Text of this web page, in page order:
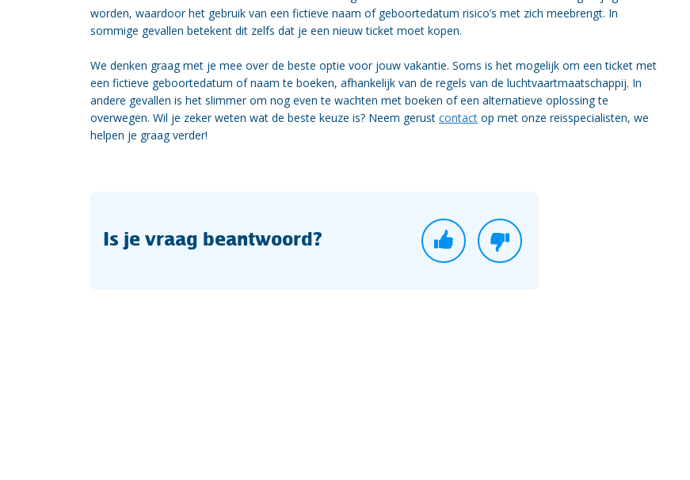
worden, waardoor het gebruik van een fictieve naam of geboortedatum risico’s met zich meebrengt. In
sommige gevallen betekent dit zelfs dat je een nieuw ticket moet kopen.
We denken graag met je mee over de beste optie voor jouw vakantie. Soms is het mogelijk om een ticket met
een fictieve geboortedatum of naam te boeken, afhankelijk van de regels van de luchtvaartmaatschappij. In
andere gevallen is het slimmer om nog even te wachten met boeken of een alternatieve oplossing te
overwegen. Wil je zeker weten wat de beste keuze is? Neem gerust contact op met onze reisspecialisten, we
helpen je graag verder!
Is je vraag beantwoord?